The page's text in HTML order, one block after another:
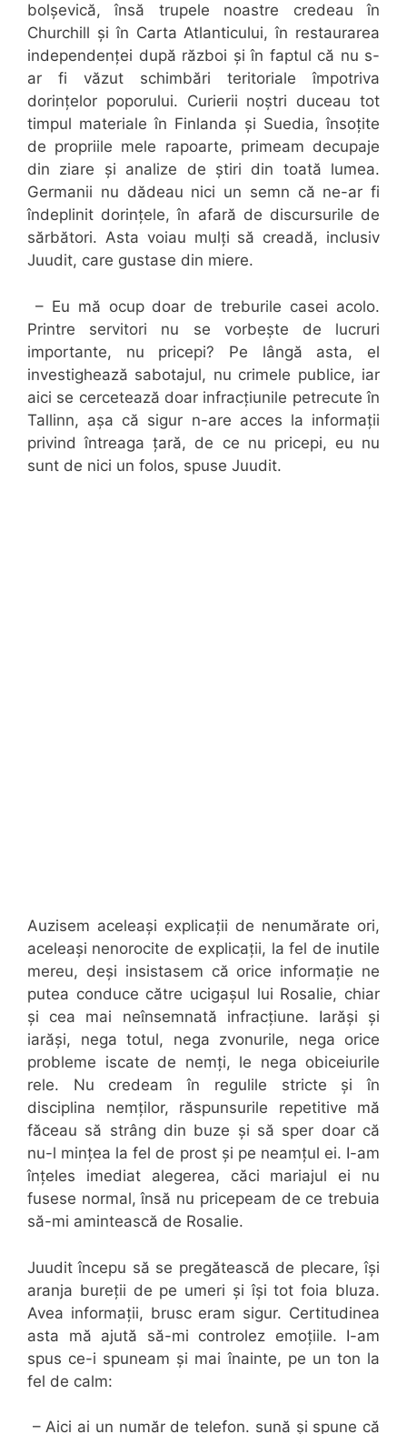
bolșevică, însă trupele noastre credeau în
Churchill și în Carta Atlanticului, în restaurarea
independenței după război și în faptul că nu s-
ar fi văzut schimbări teritoriale împotriva
dorințelor poporului. Curierii noștri duceau tot
timpul materiale în Finlanda și Suedia, însoțite
de propriile mele rapoarte, primeam decupaje
din ziare și analize de știri din toată lumea.
Germanii nu dădeau nici un semn că ne-ar fi
îndeplinit dorințele, în afară de discursurile de
sărbători. Asta voiau mulți să creadă, inclusiv
Juudit, care gustase din miere.
– Eu mă ocup doar de treburile casei acolo.
Printre servitori nu se vorbește de lucruri
importante, nu pricepi? Pe lângă asta, el
investighează sabotajul, nu crimele publice, iar
aici se cercetează doar infracțiunile petrecute în
Tallinn, așa că sigur n-are acces la informații
privind întreaga țară, de ce nu pricepi, eu nu
sunt de nici un folos, spuse Juudit.
Auzisem aceleași explicații de nenumărate ori,
aceleași nenorocite de explicații, la fel de inutile
mereu, deși insistasem că orice informație ne
putea conduce către ucigașul lui Rosalie, chiar
și cea mai neînsemnată infracțiune. Iarăși și
iarăși, nega totul, nega zvonurile, nega orice
probleme iscate de nemți, le nega obiceiurile
rele. Nu credeam în regulile stricte și în
disciplina nemților, răspunsurile repetitive mă
făceau să strâng din buze și să sper doar că
nu-l mințea la fel de prost și pe neamțul ei. I-am
înțeles imediat alegerea, căci mariajul ei nu
fusese normal, însă nu pricepeam de ce trebuia
să-mi amintească de Rosalie.
Juudit începu să se pregătească de plecare, își
aranja bureții de pe umeri și își tot foia bluza.
Avea informații, brusc eram sigur. Certitudinea
asta mă ajută să-mi controlez emoțiile. I-am
spus ce-i spuneam și mai înainte, pe un ton la
fel de calm:
– Aici ai un număr de telefon. sună și spune că